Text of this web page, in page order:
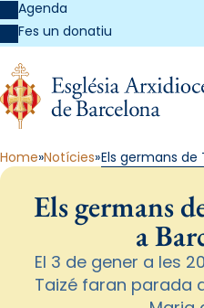
Agenda
Fes un donatiu
Home Notícies Els germans de
Els germans
a
El 3 de gener a les
Taizé faran parada